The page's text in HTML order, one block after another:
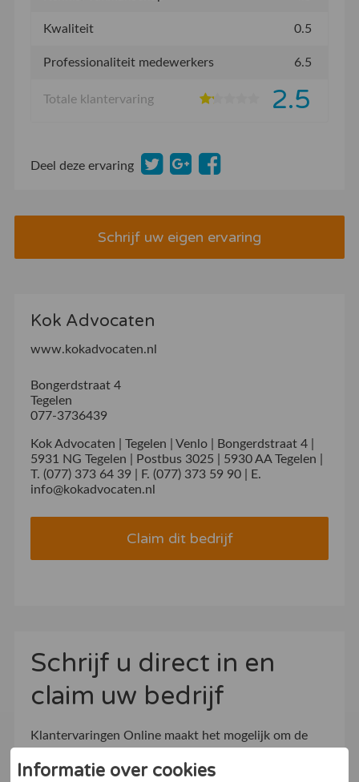
Kwaliteit 0.5
Professionaliteit medewerkers 6.5
Totale klantervaring 2.5
Deel deze ervaring
Schrijf uw eigen ervaring
Kok Advocaten
www.kokadvocaten.nl
Bongerdstraat 4
Tegelen
077-3736439
Kok Advocaten | Tegelen | Venlo | Bongerdstraat 4 |
5931 NG Tegelen | Postbus 3025 | 5930 AA Tegelen |
T. (077) 373 64 39 | F. (077) 373 59 90 | E.
info@kokadvocaten.nl
Claim dit bedrijf
Schrijf u direct in en
claim uw bedrijf
Klantervaringen Online maakt het mogelijk om de
openbaar te maken en te delen met bestaande en
Informatie over cookies